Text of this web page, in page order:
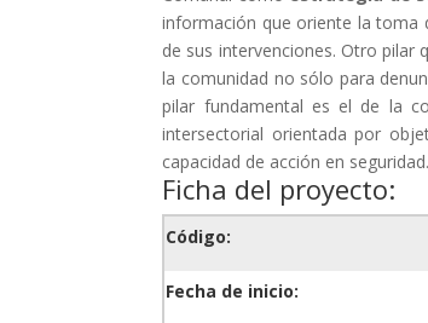
información que oriente la toma
de sus intervenciones. Otro pilar
la comunidad no sólo para
pilar fundamental es el de la
intersectorial orientada por
capacidad de acción en seguridad.
Ficha del proyecto:
Código:
Fecha de inicio: